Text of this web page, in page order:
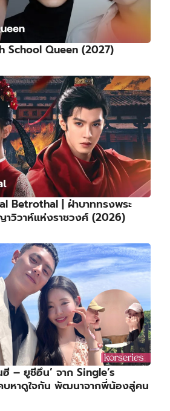
School Queen (2027)
Betrothal | ฝ่าบาททรงพระ
วิวาห์แห่งราชวงศ์ (2026)
ฮี – ยูชีอึน’ จาก Single’s
บหาดูใจกัน พัฒนาจากพี่น้องสู่คน